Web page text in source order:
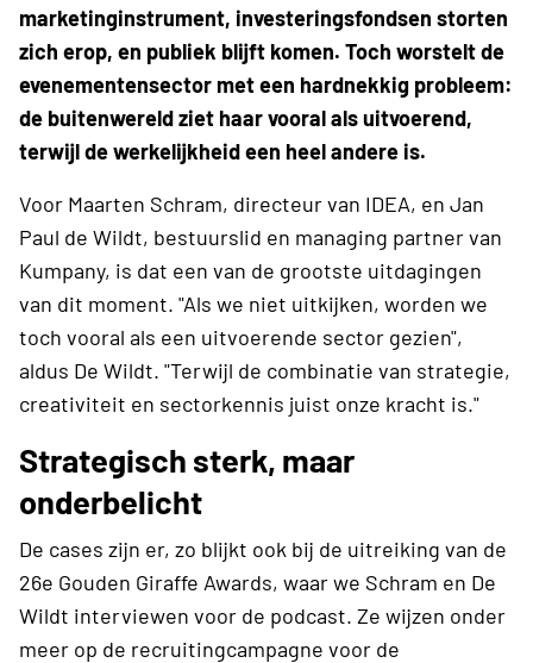
marketinginstrument, investeringsfondsen storten
zich erop, en publiek blijft komen. Toch worstelt de
evenementensector met een hardnekkig probleem:
de buitenwereld ziet haar vooral als uitvoerend,
terwijl de werkelijkheid een heel andere is.
Voor Maarten Schram, directeur van IDEA, en Jan
Paul de Wildt, bestuurslid en managing partner van
Kumpany, is dat een van de grootste uitdagingen
van dit moment. "Als we niet uitkijken, worden we
toch vooral als een uitvoerende sector gezien",
aldus De Wildt. "Terwijl de combinatie van strategie,
creativiteit en sectorkennis juist onze kracht is."
Strategisch sterk, maar
onderbelicht
De cases zijn er, zo blijkt ook bij de uitreiking van de
26e Gouden Giraffe Awards, waar we Schram en De
Wildt interviewen voor de podcast. Ze wijzen onder
meer op de recruitingcampagne voor de